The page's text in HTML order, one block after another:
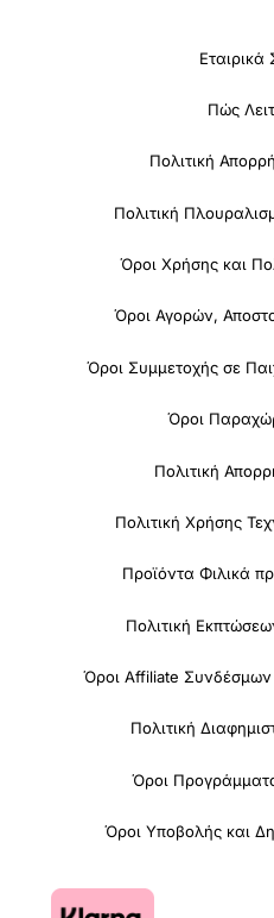
Εταιρικά
Πώς
Πολιτική
Πολιτική
Όροι Χρήσης και
Όροι Αγορών,
Όροι Συμμετοχής σε
Όροι
Πολιτική
Πολιτική Χρήσης
Προϊόντα Φιλικά
Πολιτική
Όροι Affiliate Συνδέσμων
Πολιτική
Όροι
Όροι Υποβολής και